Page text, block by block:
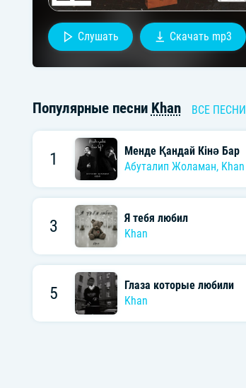
Слушать Скачать mp3
Популярные песни Khan ВСЕ ПЕСНИ
1
Менде Қандай Кінә Бар
Абуталип Жоламан, Khan
3
Я тебя любил
Khan
5
Глаза которые любили
Khan